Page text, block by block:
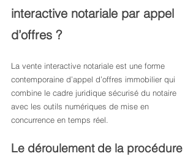
interactive notariale par appel
d’offres ?
La vente interactive notariale est une forme
contemporaine d’appel d’offres immobilier qui
combine le cadre juridique sécurisé du notaire
avec les outils numériques de mise en
concurrence en temps réel.
Le déroulement de la procédure